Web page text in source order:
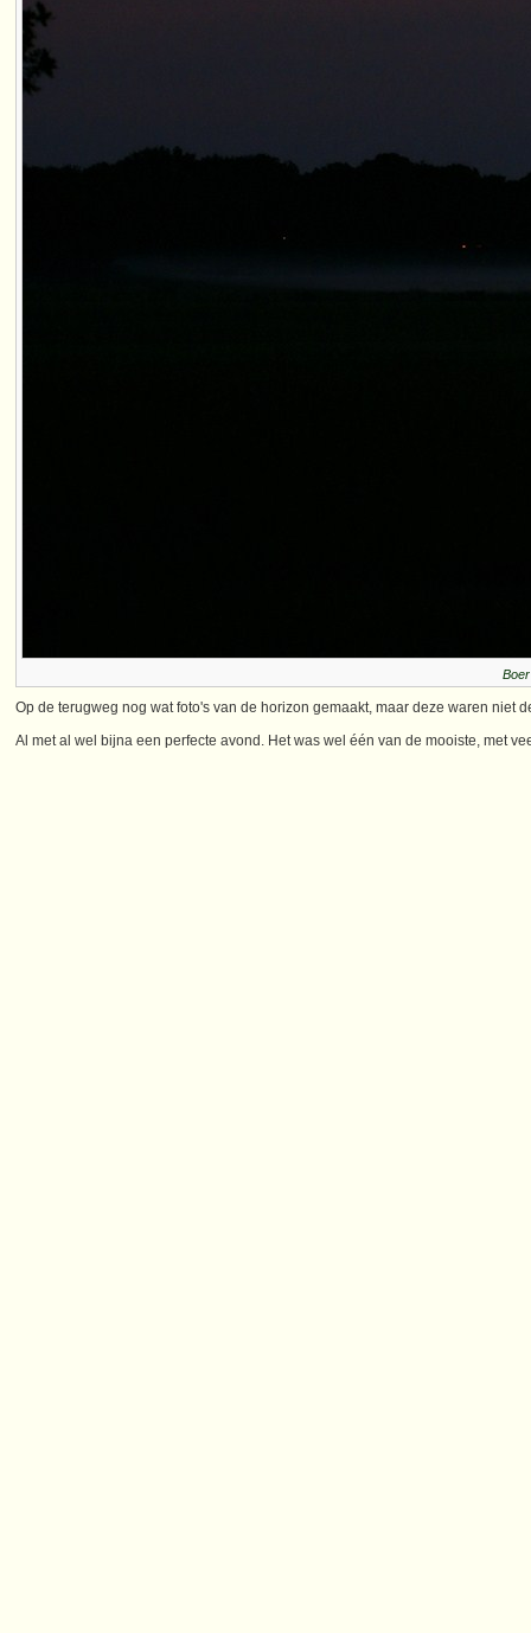
Op de terugweg nog wat foto's van de horizon gemaakt, maar deze waren niet
Al met al wel bijna een perfecte avond. Het was wel één van de mooiste, met